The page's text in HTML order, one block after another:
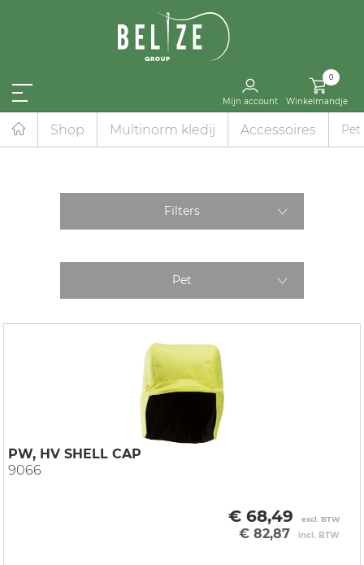
Mijn account
0
Winkelmandje
Shop Multinorm kledij Accessoires Pet
Filters
Pet
PW, HV SHELL CAP
9066
€ 68,49 excl. BTW
€ 82,87 incl. BTW